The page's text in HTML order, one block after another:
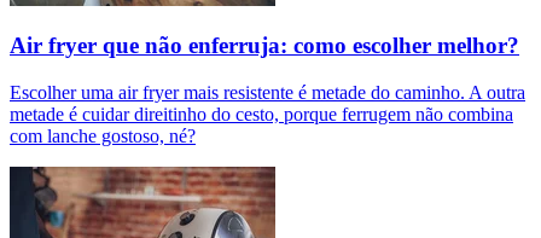
Air fryer que não enferruja: como escolher melhor?
Escolher uma air fryer mais resistente é metade do caminho. A outra
metade é cuidar direitinho do cesto, porque ferrugem não combina
com lanche gostoso, né?